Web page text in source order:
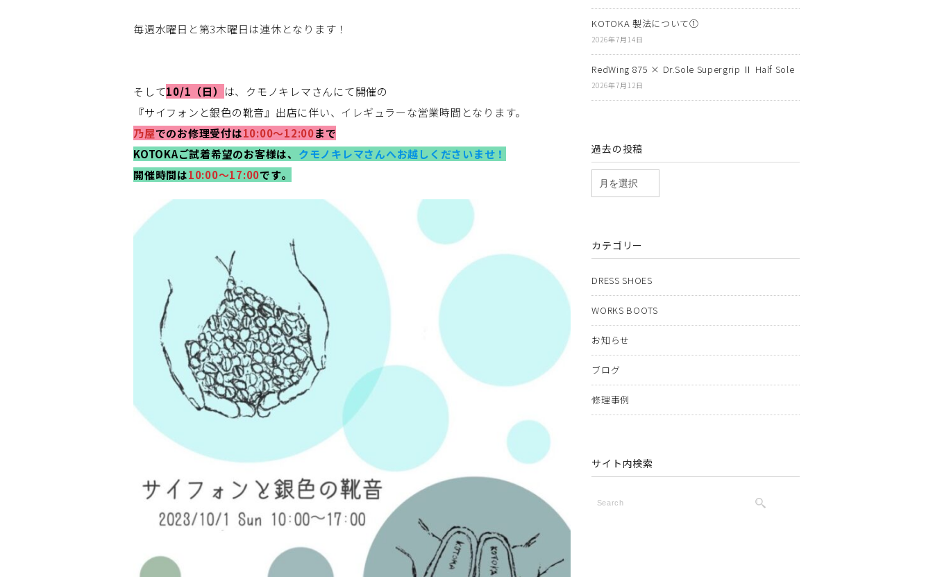
毎週水曜日と第3木曜日は連休となります！
そして10/1（日）
は、クモノキレマさんにて開催の
『サイフォンと銀色の靴音』出店に伴い、 イレギュラーな営業時間となります。
乃屋でのお修理受付は10:00～12:00まで
KOTOKAご試着希望のお客様は、 クモノキレマさんへお越しくださいませ！
開催時間は10:00～17:00です。
KOTOKA 製法について①
2026年7月14日
RedWing 875 × Dr.Sole Supergrip Ⅱ Half Sole
2026年7月12日
過去の投稿
カテゴリー
DRESS SHOES
WORKS BOOTS
お知らせ
ブログ
修理事例
サイト内検索